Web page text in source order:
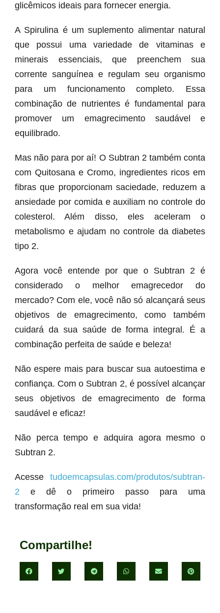
glicêmicos ideais para fornecer energia.
A Spirulina é um suplemento alimentar natural
que possui uma variedade de vitaminas e
minerais essenciais, que preenchem sua
corrente sanguínea e regulam seu organismo
para um funcionamento completo. Essa
combinação de nutrientes é fundamental para
promover um emagrecimento saudável e
equilibrado.
Mas não para por aí! O Subtran 2 também conta
com Quitosana e Cromo, ingredientes ricos em
fibras que proporcionam saciedade, reduzem a
ansiedade por comida e auxiliam no controle do
colesterol. Além disso, eles aceleram o
metabolismo e ajudam no controle da diabetes
tipo 2.
Agora você entende por que o Subtran 2 é
considerado o melhor emagrecedor do
mercado? Com ele, você não só alcançará seus
objetivos de emagrecimento, como também
cuidará da sua saúde de forma integral. É a
combinação perfeita de saúde e beleza!
Não espere mais para buscar sua autoestima e
confiança. Com o Subtran 2, é possível alcançar
seus objetivos de emagrecimento de forma
saudável e eficaz!
Não perca tempo e adquira agora mesmo o
Subtran 2.
Acesse tudoemcapsulas.com/produtos/subtran-
2 e dê o primeiro passo para uma
transformação real em sua vida!
Compartilhe!